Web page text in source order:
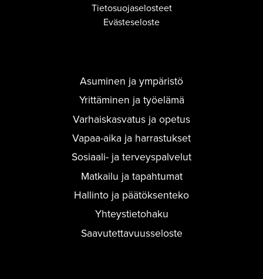
Tietosuojaselosteet
Evästeseloste
Asuminen ja ympäristö
Yrittäminen ja työelämä
Varhaiskasvatus ja opetus
Vapaa-aika ja harrastukset
Sosiaali- ja terveyspalvelut
Matkailu ja tapahtumat
Hallinto ja päätöksenteko
Yhteystietohaku
Saavutettavuusseloste